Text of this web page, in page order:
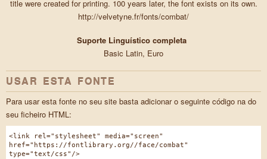
title were created for printing. 100 years later, the font exists on its own.
http://velvetyne.fr/fonts/combat/
Suporte Linguístico completa
Basic Latin, Euro
USAR ESTA FONTE
Para usar esta fonte no seu site basta adicionar o seguinte código na do
seu ficheiro HTML:
<link rel="stylesheet" media="screen"
href="https://fontlibrary.org//face/combat"
type="text/css"/>